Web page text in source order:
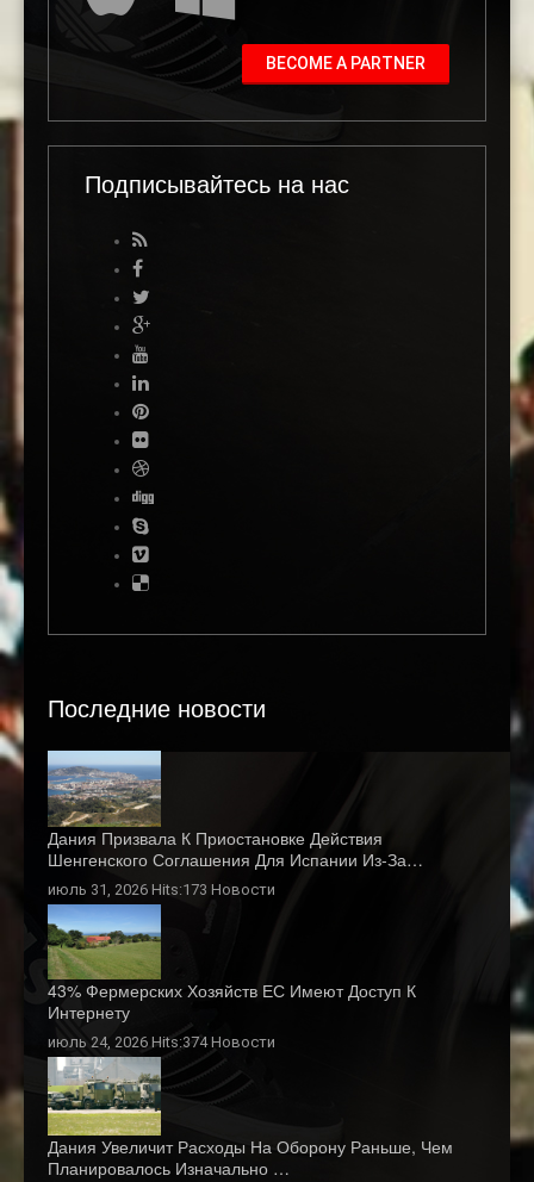
BECOME A PARTNER
Подписывайтесь на нас
Последние новости
Дания Призвала К Приостановке Действия
Шенгенского Соглашения Для Испании Из-За…
июль 31, 2026 Hits:173 Новости
43% Фермерских Хозяйств ЕС Имеют Доступ К
Интернету
июль 24, 2026 Hits:374Новости
Дания Увеличит Расходы На Оборону Раньше, Чем
Планировалось Изначально …